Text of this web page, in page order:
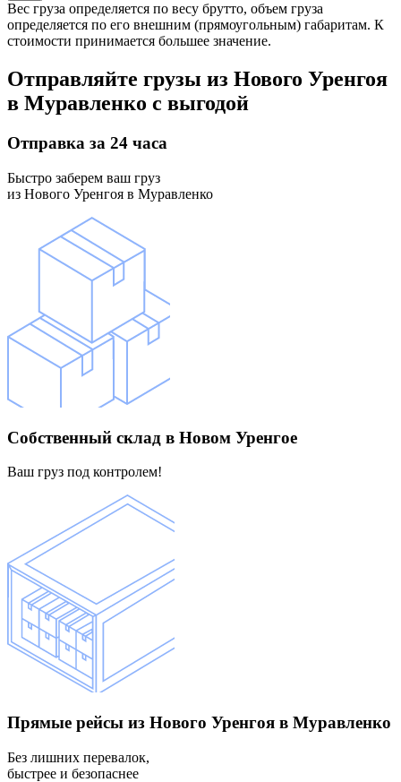
Вес груза определяется по весу брутто, объем груза
определяется по его внешним (прямоугольным) габаритам. К
стоимости принимается большее значение.
Отправляйте грузы из Нового Уренгоя
в Муравленко с выгодой
Отправка за 24 часа
Быстро заберем ваш груз
из Нового Уренгоя в Муравленко
Собственный склад в Новом Уренгое
Ваш груз под контролем!
Прямые рейсы из Нового Уренгоя в Муравленко
Без лишних перевалок,
быстрее и безопаснее